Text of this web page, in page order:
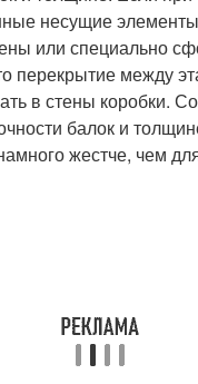
несущие
или специально
перекрытие между
в стены коробки.
балок и
жестче, чем